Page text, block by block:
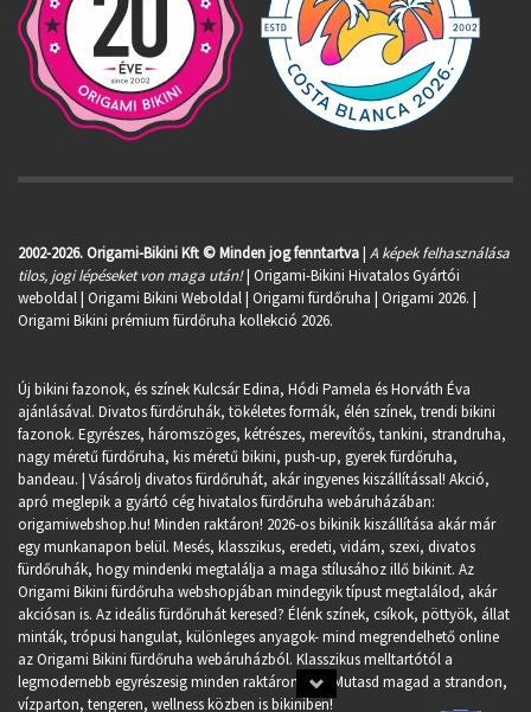
2002-2026. Origami-Bikini Kft © Minden jog fenntartva A képek felhasználása
tilos, jogi lépéseket von maga után! | Origami-Bikini Hivatalos Gyártói
weboldal | Origami Bikini Weboldal | Origami fürdőruha | Origami 2026. |
Origami Bikini prémium fürdőruha kollekció 2026.
Új bikini fazonok, és színek Kulcsár Edina, Hódi Pamela és Horváth Éva
ajánlásával. Divatos fürdőruhák, tökéletes formák, élén színek, trendi bikini
fazonok. Egyrészes, háromszöges, kétrészes, merevítős, tankini, strandruha,
nagy méretű fürdőruha, kis méretű bikini, push-up, gyerek fürdőruha,
bandeau. | Vásárolj divatos fürdőruhát, akár ingyenes kiszállítással! Akció,
apró meglepik a gyártó cég hivatalos fürdőruha webáruházában:
origamiwebshop.hu! Minden raktáron! 2026-os bikinik kiszállítása akár már
egy munkanapon belül. Mesés, klasszikus, eredeti, vidám, szexi, divatos
fürdőruhák, hogy mindenki megtalálja a maga stílusához illő bikinit. Az
Origami Bikini fürdőruha webshopjában mindegyik típust megtalálod, akár
akciósan is. Az ideális fürdőruhát keresed? Élénk színek, csíkok, pöttyök, állat
minták, trópusi hangulat, különleges anyagok- mind megrendelhető online
az Origami Bikini fürdőruha webáruházból. Klasszikus melltartótól a
legmodernebb egyrészesig minden raktáron van. Mutasd magad a strandon,
vízparton, tengeren, wellness közben is bikiniben!